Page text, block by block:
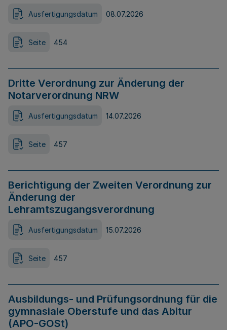
Ausfertigungsdatum 08.07.2026
Seite 454
Dritte Verordnung zur Änderung der
Notarverordnung NRW
Ausfertigungsdatum 14.07.2026
Seite 457
Berichtigung der Zweiten Verordnung zur
Änderung der
Lehramtszugangsverordnung
Ausfertigungsdatum 15.07.2026
Seite 457
Ausbildungs- und Prüfungsordnung für die
gymnasiale Oberstufe und das Abitur
(APO-GOSt)